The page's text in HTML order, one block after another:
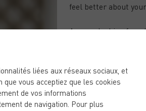
feel better about
Are you looking for a
Choose 2 Change
to help you achieve
muscle building,
liées aux réseaux sociaux, et
vous acceptiez que les cookies
de vos informations
de navigation. Pour plus